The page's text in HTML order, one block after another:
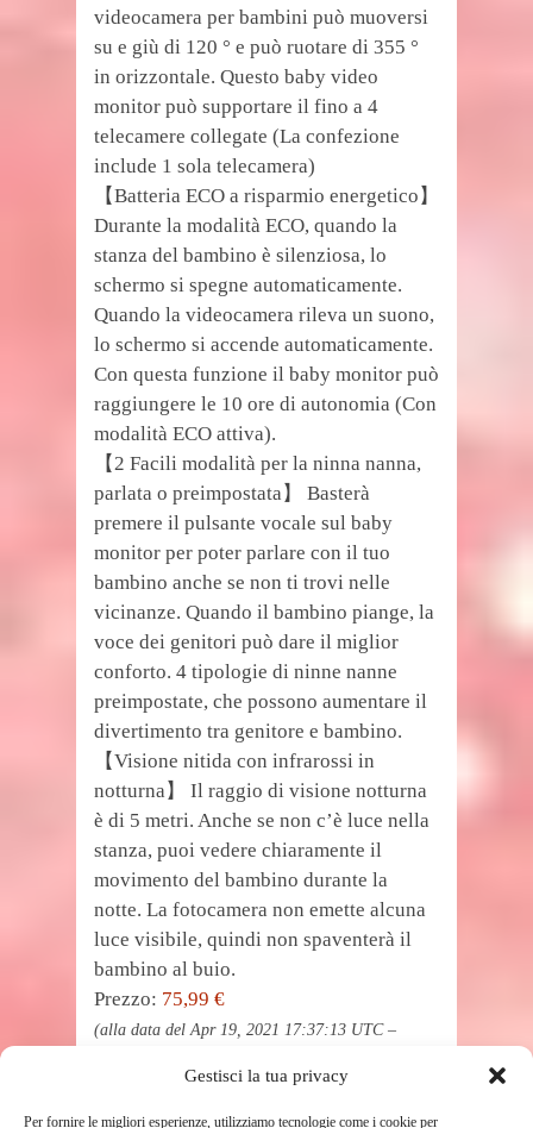
Gestisci la tua privacy
Per fornire le migliori esperienze, utilizziamo tecnologie come i cookie per
videocamera per bambini può muoversi
su e giù di 120 ° e può ruotare di 355 °
in orizzontale. Questo baby video
monitor può supportare il fino a 4
telecamere collegate (La confezione
include 1 sola telecamera)
【Batteria ECO a risparmio energetico】
Durante la modalità ECO, quando la
stanza del bambino è silenziosa, lo
schermo si spegne automaticamente.
Quando la videocamera rileva un suono,
lo schermo si accende automaticamente.
Con questa funzione il baby monitor può
raggiungere le 10 ore di autonomia (Con
modalità ECO attiva).
【2 Facili modalità per la ninna nanna,
parlata o preimpostata】 Basterà
premere il pulsante vocale sul baby
monitor per poter parlare con il tuo
bambino anche se non ti trovi nelle
vicinanze. Quando il bambino piange, la
voce dei genitori può dare il miglior
conforto. 4 tipologie di ninne nanne
preimpostate, che possono aumentare il
divertimento tra genitore e bambino.
【Visione nitida con infrarossi in
notturna】 Il raggio di visione notturna
è di 5 metri. Anche se non c’è luce nella
stanza, puoi vedere chiaramente il
movimento del bambino durante la
notte. La fotocamera non emette alcuna
luce visibile, quindi non spaventerà il
bambino al buio.
Prezzo: 75,99 €
(alla data del Apr 19, 2021 17:37:13 UTC –